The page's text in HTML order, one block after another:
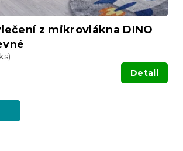
z mikrovlákna DINO
Detail